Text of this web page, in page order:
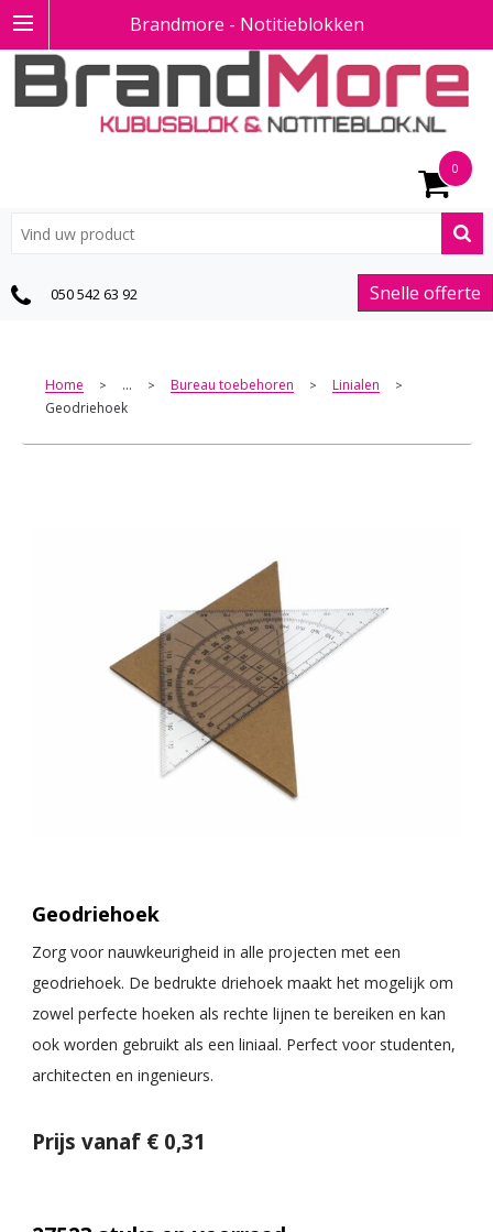
Brandmore - Notitieblokken
0
Snelle offerte
050 542 63 92
Home > ... > Bureau toebehoren > Linialen >
Geodriehoek
Geodriehoek
Zorg voor nauwkeurigheid in alle projecten met een
geodriehoek. De bedrukte driehoek maakt het mogelijk om
zowel perfecte hoeken als rechte lijnen te bereiken en kan
ook worden gebruikt als een liniaal. Perfect voor studenten,
architecten en ingenieurs.
Prijs vanaf € 0,31